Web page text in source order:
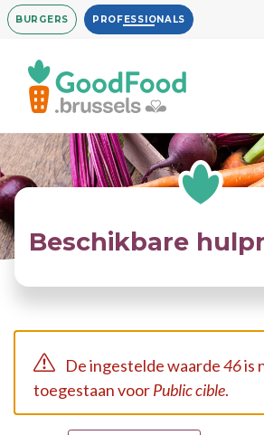
Overslaan
en
inhoud
gaan
BURGERS PROFESSIONALS
Beschikbare
De ingestelde waarde46is
toegestaan voorPublic cible.